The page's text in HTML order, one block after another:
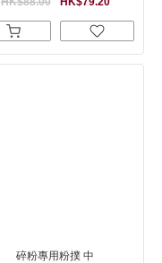
碎粉專用粉撲 中